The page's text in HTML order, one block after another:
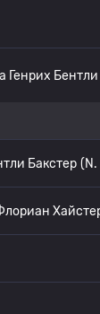
Генрих Бентли
(N.
Бакстер